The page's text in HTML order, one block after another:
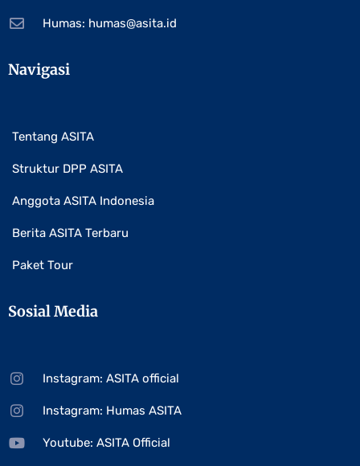
Humas: humas@asita.id
Navigasi
Tentang ASITA
Struktur DPP ASITA
Anggota ASITA Indonesia
Berita ASITA Terbaru
Paket Tour
Sosial Media
Instagram: ASITA official
Instagram: Humas ASITA
Youtube: ASITA Official